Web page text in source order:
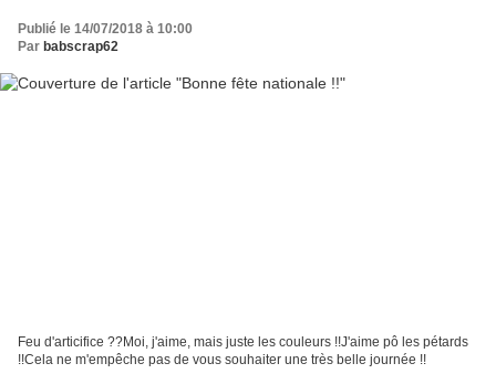
Publié le 14/07/2018 à 10:00
Par babscrap62
Feu d'articifice ??Moi, j'aime, mais juste les couleurs !!J'aime pô les pétards
!!Cela ne m'empêche pas de vous souhaiter une très belle journée !!